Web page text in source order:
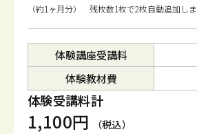
（約1ヶ月分） 残枚数1枚で2枚自動追加し
体験講座受講料
体験教材費
体験受講料計
1,100円 （税込）